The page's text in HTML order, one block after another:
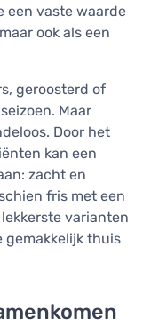
een vaste waarde
ook als een
geroosterd of
Maar
Door het
kan een
zacht en
fris met een
varianten
gemakkelijk thuis